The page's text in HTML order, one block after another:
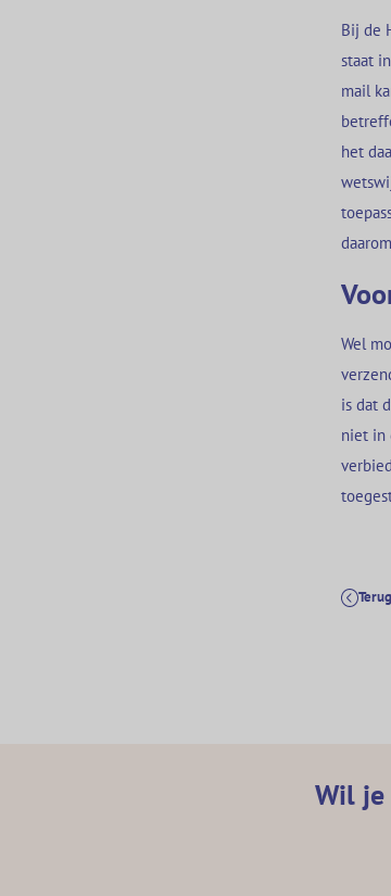
Bij de
staat
mail
het
Wel
is dat
niet in
Wil je